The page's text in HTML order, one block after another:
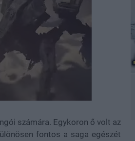
számára. Egykoron ő volt az
fontos a saga egészét